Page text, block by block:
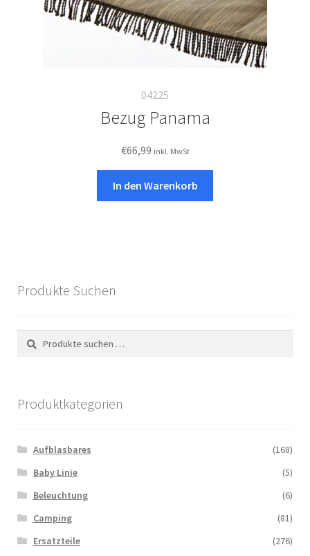
04225
Bezug Panama
€66,99 inkl. MwSt
In den Warenkorb
Produkte Suchen
Suchen
nach:
Suchen
Produktkategorien
Aufblasbares
(168)
Baby Linie
(5)
Beleuchtung
(6)
Camping
(81)
Ersatzteile
(276)